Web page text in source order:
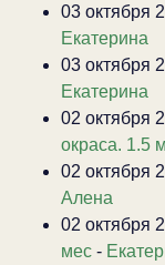
03 октября
Екатерина
03 октября
Екатерина
02 октября
окраса. 1.5
02 октября
Алена
02 октября
мес -